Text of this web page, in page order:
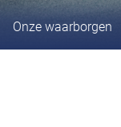
Onze waarborgen